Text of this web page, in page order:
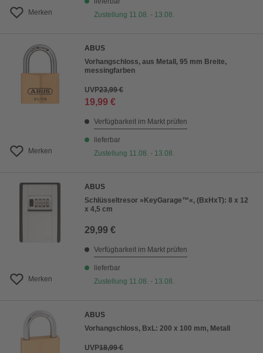
Merken
Zustellung 11.08. - 13.08.
Merken
ABUS
Vorhangschloss, aus Metall, 95 mm Breite,
messingfarben
UVP23,99 €
19,99 €
Verfügbarkeit im Markt prüfen
lieferbar
Zustellung 11.08. - 13.08.
Merken
ABUS
Schlüsseltresor »KeyGarage™«, (BxHxT): 8 x 12
x 4,5 cm
29,99 €
Verfügbarkeit im Markt prüfen
lieferbar
Zustellung 11.08. - 13.08.
ABUS
Vorhangschloss, BxL: 200 x 100 mm, Metall
UVP18,99 €